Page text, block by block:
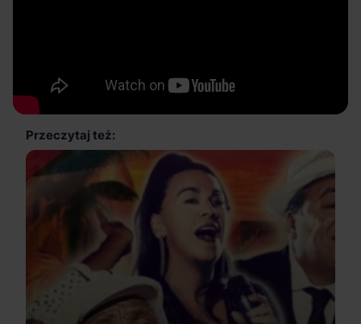
Przeczytaj też: